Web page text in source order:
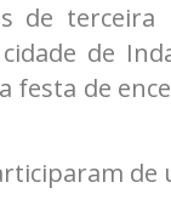
de terceira
de
festa de